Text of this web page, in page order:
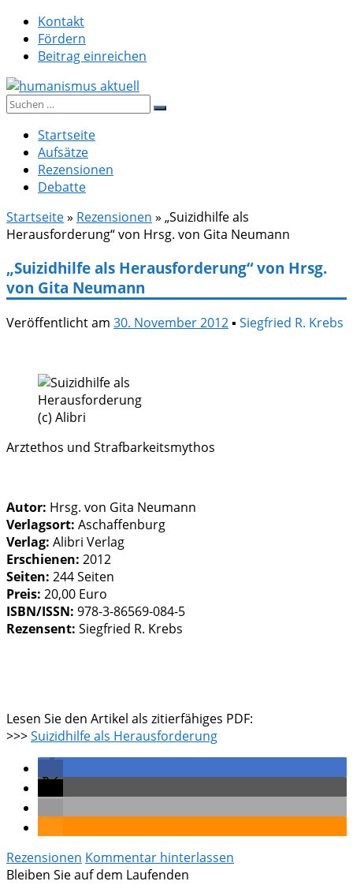
Zum
Inhalt
springen
Kontakt
Fördern
Beitrag einreichen
humanismus aktuell
Suche
Startseite
Aufsätze
Rezensionen
Debatte
Startseite» Rezensionen » „Suizidhilfe als
Herausforderung“ von Hrsg. von Gita Neumann
„Suizidhilfe als Herausforderung“ von Hrsg.
von Gita Neumann
Veröffentlicht am 30. November 2012▪ Siegfried R. Krebs
(c) Alibri
Arztethos und Strafbarkeitsmythos
Autor: Hrsg. von Gita Neumann
Verlagsort: Aschaffenburg
Verlag: Alibri Verlag
Erschienen: 2012
Seiten: 244 Seiten
Preis: 20,00 Euro
ISBN/ISSN: 978-3-86569-084-5
Rezensent: Siegfried R. Krebs
Lesen Sie den Artikel als zitierfähiges PDF:
>>>Suizidhilfe als Herausforderung
Rezensionen Kommentar hinterlassen
Bleiben Sie auf dem Laufenden